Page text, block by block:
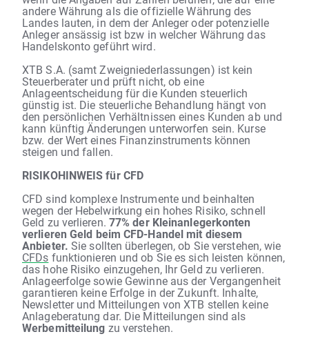
andere Währung als die offizielle Währung des
Landes lauten, in dem der Anleger oder potenzielle
Anleger ansässig ist bzw in welcher Währung das
Handelskonto geführt wird.
XTB S.A. (samt Zweigniederlassungen) ist kein
Steuerberater und prüft nicht, ob eine
Anlageentscheidung für die Kunden steuerlich
günstig ist. Die steuerliche Behandlung hängt von
den persönlichen Verhältnissen eines Kunden ab und
kann künftig Änderungen unterworfen sein. Kurse
bzw. der Wert eines Finanzinstruments können
steigen und fallen.
RISIKOHINWEIS für CFD
CFD sind komplexe Instrumente und beinhalten
wegen der Hebelwirkung ein hohes Risiko, schnell
Geld zu verlieren. 77% der Kleinanlegerkonten
verlieren Geld beim CFD-Handel mit diesem
Anbieter. Sie sollten überlegen, ob Sie verstehen, wie
CFDs funktionieren und ob Sie es sich leisten können,
das hohe Risiko einzugehen, Ihr Geld zu verlieren.
Anlageerfolge sowie Gewinne aus der Vergangenheit
garantieren keine Erfolge in der Zukunft. Inhalte,
Newsletter und Mitteilungen von XTB stellen keine
Anlageberatung dar. Die Mitteilungen sind als
Werbemitteilung zu verstehen.